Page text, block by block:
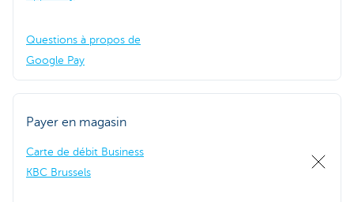
Questions à propos de
Google Pay
Payer en magasin
Carte de débit Business
KBC Brussels